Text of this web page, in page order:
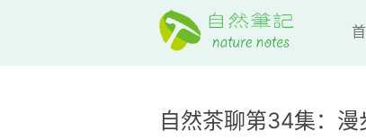
自然茶聊第34集：漫